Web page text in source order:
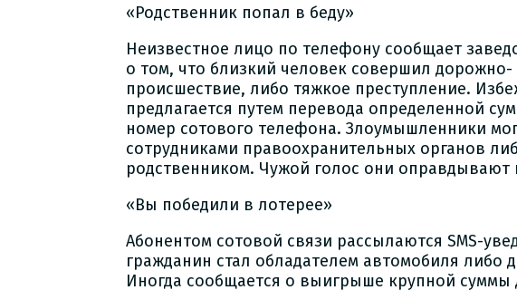
«Родственник попал в беду»
Неизвестное лицо по телефону сообщает
о том, что близкий человек совершил дорожно-
происшествие, либо тяжкое преступление.
предлагается путем перевода определенной
номер сотового телефона. Злоумышленники
сотрудниками правоохранительных органов
родственником. Чужой голос они оправдывают
«Вы победили в лотерее»
Абонентом сотовой связи рассылаются SMS-
гражданин стал обладателем автомобиля либо
Иногда сообщается о выигрыше крупной суммы